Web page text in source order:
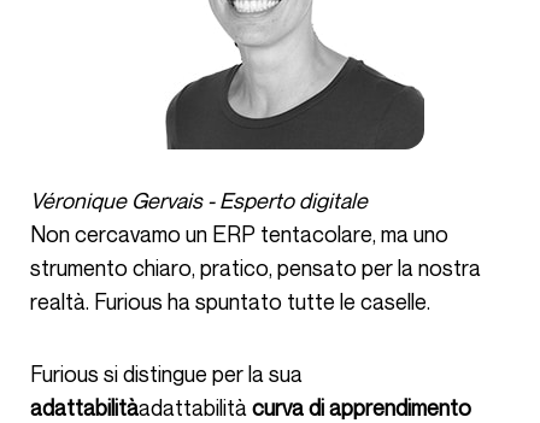
Véronique Gervais - Esperto digitale
Non cercavamo un ERP tentacolare, ma uno
strumento chiaro, pratico, pensato per la nostra
realtà. Furious ha spuntato tutte le caselle.
Furious si distingue per la sua
adattabilitàadattabilità curva di apprendimento